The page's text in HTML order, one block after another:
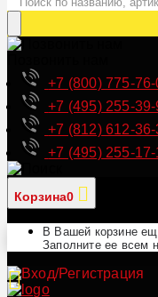
+7 (800) 775-76-
+7 (495) 255-
+7 (812) 612-
+7 (495) 255-
Корзина0
В Вашей корзине
Заполните ее всем